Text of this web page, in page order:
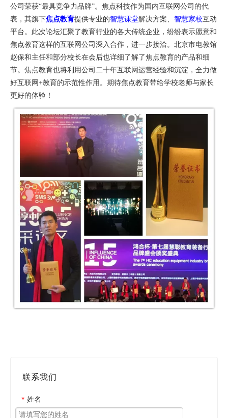
公司荣获“最具竞争力品牌”。焦点科技作为国内互联网公司的代
表，其旗下焦点教育提供专业的智慧课堂解决方案、 智慧家校互动
平台。此次论坛汇聚了教育行业的各大传统企业，纷纷表示愿意和
焦点教育这样的互联网公司深入合作，进一步接洽。北京市电教馆
赵保和主任和部分校长在会后也详细了解了焦点教育的产品和细
节。焦点教育也将利用公司二十年互联网运营经验和沉淀，全力做
好互联网+教育的示范性作用。期待焦点教育带给学校老师与家长
更好的体验！
联系我们
* 姓名